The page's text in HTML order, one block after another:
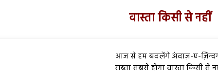
वास्ता किसी से नहीं
आज से हम बदलेंगे अंदाज़-ए-
राब्ता सबसे होगा वास्ता किसी से